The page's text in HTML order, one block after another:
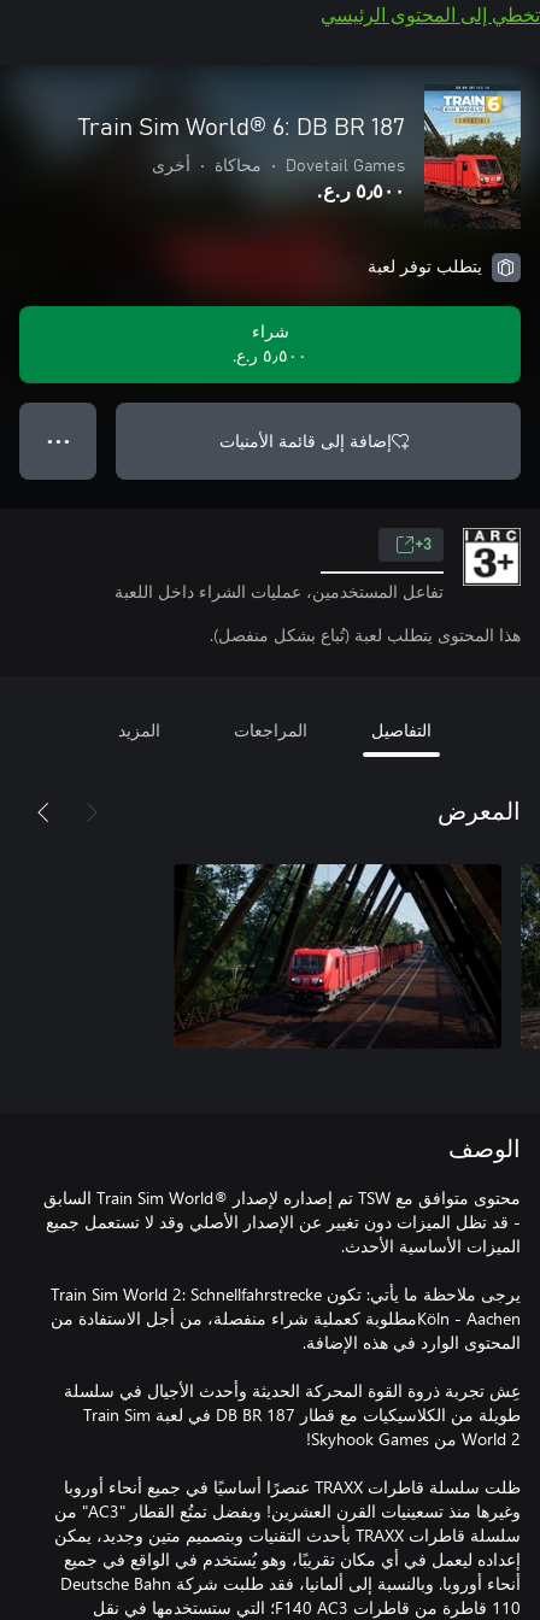
تخطي إلى المحتوى الرئيسي
Train Sim World® 6: DB BR 187
Dovetail Games
• محاكاة • أخرى
٥٫٥٠٠ ر.ع.‏
يتطلب توفر لعبة
شراء
٥٫٥٠٠ ر.ع.‏
إضافة إلى قائمة الأمنيات ● ● ●
3+
تفاعل المستخدمين، عمليات الشراء داخل اللعبة
هذا المحتوى يتطلب لعبة (تُباع بشكل منفصل).
التفاصيل المراجعات المزيد
المعرض
الوصف
محتوى متوافق مع TSW تم إصداره لإصدار ®Train Sim World السابق
- قد تظل الميزات دون تغيير عن الإصدار الأصلي وقد لا تستعمل جميع
يرجى ملاحظة ما يأتي: تكون Train Sim World 2: Schnellfahrstrecke
Köln - Aachenمطلوبة كعملية شراء منفصلة، من أجل الاستفادة من
عِش تجربة ذروة القوة المحركة الحديثة وأحدث الأجيال في سلسلة
طويلة من الكلاسيكيات مع قطار DB BR 187 في لعبة Train Sim
ظلت سلسلة قاطرات TRAXX عنصرًا أساسيًا في جميع أنحاء أوروبا
وغيرها منذ تسعينيات القرن العشرين! وبفضل تمتُع القطار "AC3" من
سلسلة قاطرات TRAXX بأحدث التقنيات وبتصميم متين وجديد، يمكن
إعداده ليعمل في أي مكان تقريبًا، وهو يُستخدم في الواقع في جميع
أنحاء أوروبا. وبالنسبة إلى ألمانيا، فقد طلبت شركة Deutsche Bahn
110 قاطرة من قاطرات F140 AC3؛ التي ستستخدمها في نقل